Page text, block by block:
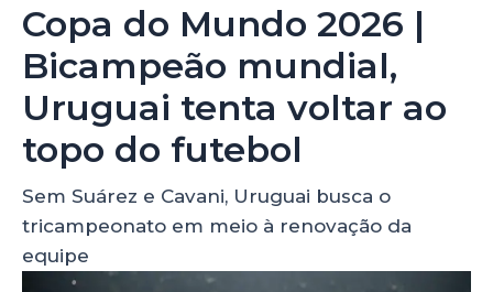
Copa do Mundo 2026 |
Bicampeão mundial,
Uruguai tenta voltar ao
topo do futebol
Sem Suárez e Cavani, Uruguai busca o
tricampeonato em meio à renovação da
equipe